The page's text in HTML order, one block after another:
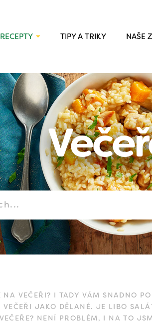
RECEPTY TIPY A TRIKY NAŠE
NA VEČEŘI? I TADY VÁM SNADNO
JAKO DĚLANÉ. JE LIBO
NENÍ PROBLÉM, I NA TO